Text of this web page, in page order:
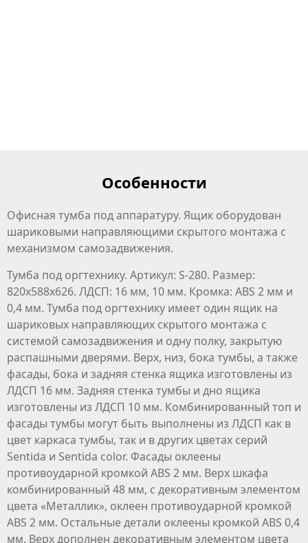
Особенности
Офисная тумба под аппаратуру. Ящик оборудован
шариковыми направляющими скрытого монтажа с
механизмом самозадвижения.
Тумба под оргтехнику. Артикул: S-280. Размер:
820x588x626. ЛДСП: 16 мм, 10 мм. Кромка: ABS 2 мм и
0,4 мм. Тумба под оргтехнику имеет один ящик на
шариковых направляющих скрытого монтажа с
системой самозадвижения и одну полку, закрытую
распашными дверями. Верх, низ, бока тумбы, а также
фасады, бока и задняя стенка ящика изготовлены из
ЛДСП 16 мм. Задняя стенка тумбы и дно ящика
изготовлены из ЛДСП 10 мм. Комбинированный топ и
фасады тумбы могут быть выполнены из ЛДСП как в
цвет каркаса тумбы, так и в других цветах серий
Sentida и Sentida color. Фасады оклеены
противоударной кромкой ABS 2 мм. Верх шкафа
комбинированный 48 мм, с декоративным элементом
цвета «Металлик», оклеен противоударной кромкой
ABS 2 мм. Остальные детали оклеены кромкой ABS 0,4
мм. Верх дополнен декоративным элементом цвета